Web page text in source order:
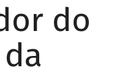
do